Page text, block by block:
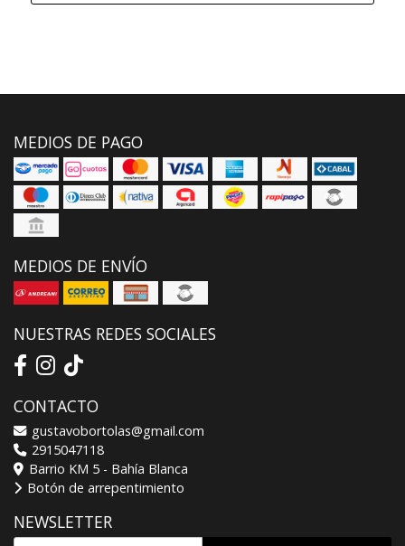
MEDIOS DE PAGO
MEDIOS DE ENVÍO
NUESTRAS REDES SOCIALES
CONTACTO
gustavobortolas@gmail.com
2915047118
Barrio KM 5 - Bahía Blanca
Botón de arrepentimiento
NEWSLETTER